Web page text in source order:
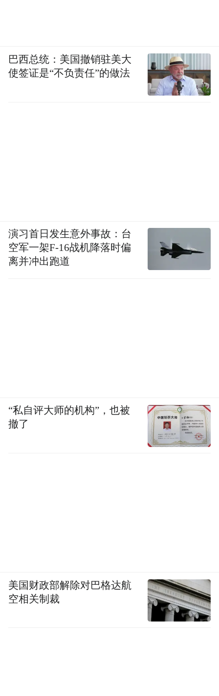
巴西总统：美国撤销驻美大
使签证是“不负责任”的做法
演习首日发生意外事故：台
空军一架F-16战机降落时偏
离并冲出跑道
“私自评大师的机构”，也被
撤了
美国财政部解除对巴格达航
空相关制裁